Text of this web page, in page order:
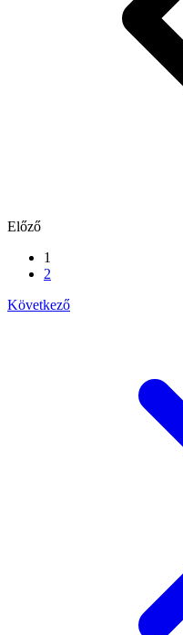
Előző
1
2
Következő